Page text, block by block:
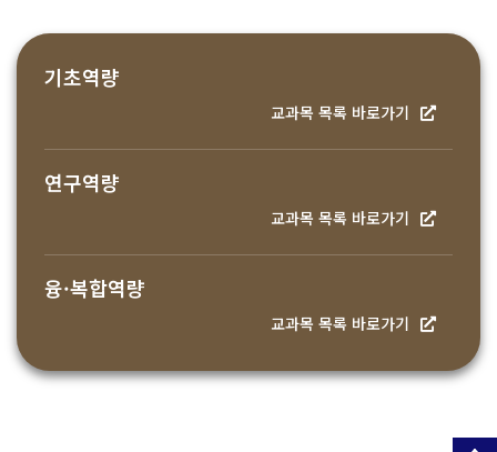
기초역량
교과목 목록 바로가기
연구역량
교과목 목록 바로가기
융·복합역량
교과목 목록 바로가기